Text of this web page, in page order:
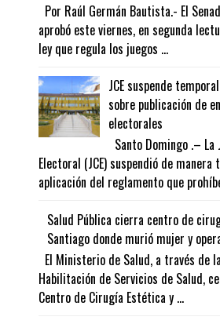
Por Raúl Germán Bautista.- El
aprobó este viernes, en segunda
ley que regula los juegos ...
JCE suspende
sobre publicación de
electorales
Santo Domingo .– La
Electoral (JCE) suspendió de manera
aplicación del reglamento que
Salud Pública cierra centro de
Santiago donde murió mujer y
El Ministerio de Salud, a través de
Habilitación de Servicios de Salud,
Centro de Cirugía Estética y ...